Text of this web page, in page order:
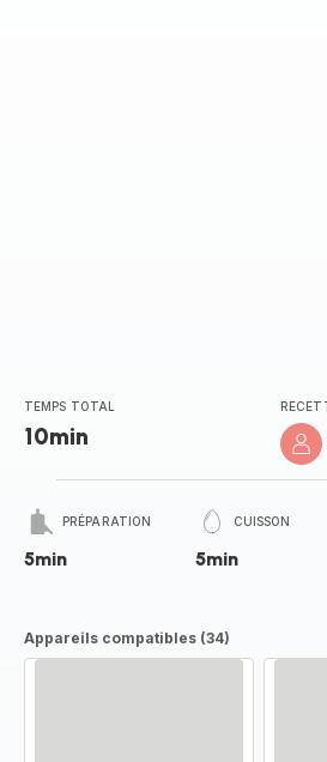
TEMPS TOTAL
10min
PRÉPARATION
5min
CUISSON
5min
Appareils compatibles (34)